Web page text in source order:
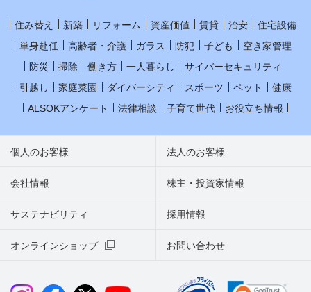
住み替え 新築 リフォーム 資産価値 賃貸 治安
住宅設備
単身赴任
高齢者・介護 ガラス 防犯 子ども
空き家管理
防災
掃除 働き方 一人暮らし
サイバーセキュリティ
引越し
家庭菜園 ダイバーシティ スポーツ ペット
健康
ALSOKアンケート
法律相談 子育て世代 お役立ち情報
個人のお客様 法人のお客様
会社情報 株主・投資家情報
サステナビリティ
オンラインショップ お問い合わせ
採用情報